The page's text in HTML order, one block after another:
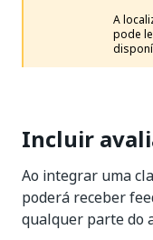
A
pode
Incluir
Ao integrar uma
poderá receber
qualquer parte do